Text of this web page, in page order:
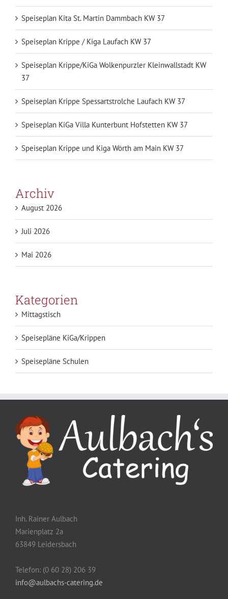
Speiseplan Kita St. Martin Dammbach KW 37
Speiseplan Krippe / Kiga Laufach KW 37
Speiseplan Krippe/KiGa Wolkenpurzler Kleinwallstadt KW
37
Speiseplan Krippe Spessartstrolche Laufach KW 37
Speiseplan KiGa Villa Kunterbunt Hofstetten KW 37
Speiseplan Krippe und Kiga Wörth am Main KW 37
Archiv
August 2026
Juli 2026
Mai 2026
Kategorien
Mittagstisch
Speisepläne KiGa/Krippen
Speisepläne Schulen
Inh. Rainer Aulbach
Marienplatz 2a
63849 Leidersbach
Telefon: (0 60 28) 206 39
info@aulbachs-catering.de